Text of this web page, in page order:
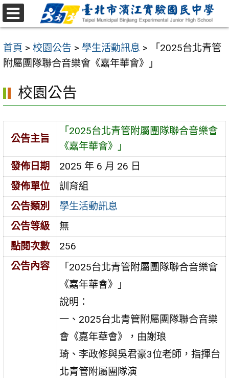
跳
至
要
內
區
首頁 > 校園公告 > 學生活動訊息 >
「2025台北青管
附屬團隊聯合音樂會《嘉年華會》」
校園公告
公告主旨
「2025台北青管附屬團隊聯合音樂會
《嘉年華會》」
發佈日期
2025 年 6 月 26 日
發佈單位
訓育組
公告類別
學生活動訊息
公告等級
無
點閱次數
256
公告內容
「2025台北青管附屬團隊聯合音樂會
《嘉年華會》」
說明：
一、2025台北青管附屬團隊聯合音樂
會《嘉年華會》，由謝琅
琦、李政修與吳君豪3位老師，指揮台
北青管附屬團隊演
選
單